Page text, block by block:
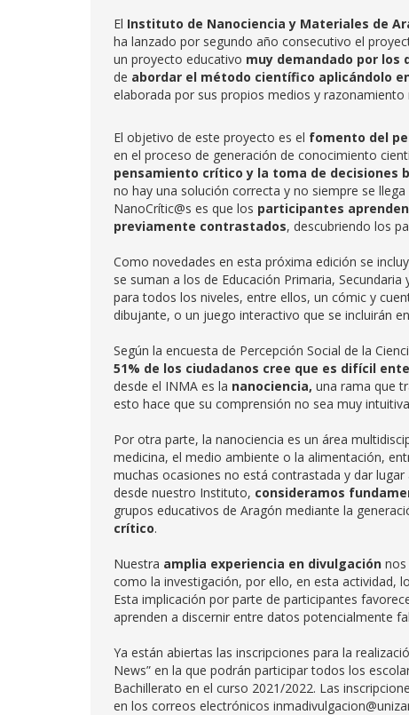
El Instituto de Nanociencia y Materiales de
ha lanzado por segundo año consecutivo el
un proyecto educativo muy demandado por
de abordar el método científico aplicándolo
elaborada por sus propios medios y razonamiento
El objetivo de este proyecto es el fomento del
en el proceso de generación de conocimiento
pensamiento crítico y la toma de decisiones
no hay una solución correcta y no siempre se
NanoCrític@s es que los participantes
previamente contrastados, descubriendo los
Como novedades en esta próxima edición se
se suman a los de Educación Primaria,
para todos los niveles, entre ellos, un cómic y
dibujante, o un juego interactivo que se incluirán
Según la encuesta de Percepción Social de la
51% de los ciudadanos cree que es difícil
desde el INMA es la nanociencia, una rama que
esto hace que su comprensión no sea muy
Por otra parte, la nanociencia es un área
medicina, el medio ambiente o la alimentación,
muchas ocasiones no está contrastada y dar
desde nuestro Instituto, consideramos
grupos educativos de Aragón mediante la
crítico.
Nuestra amplia experiencia en divulgación
como la investigación, por ello, en esta actividad,
Esta implicación por parte de participantes
aprenden a discernir entre datos potencialmente
Ya están abiertas las inscripciones para la
News” en la que podrán participar todos los
Bachillerato en el curso 2021/2022. Las
en los correos electrónicos